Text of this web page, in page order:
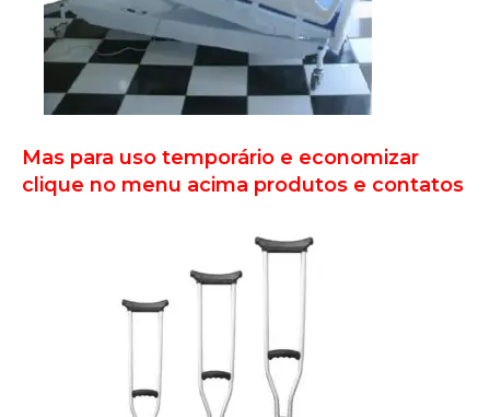
Mas para uso temporário e economizar
clique no menu acima produtos e contatos